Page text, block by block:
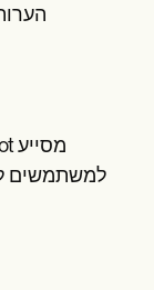
למשתמשים